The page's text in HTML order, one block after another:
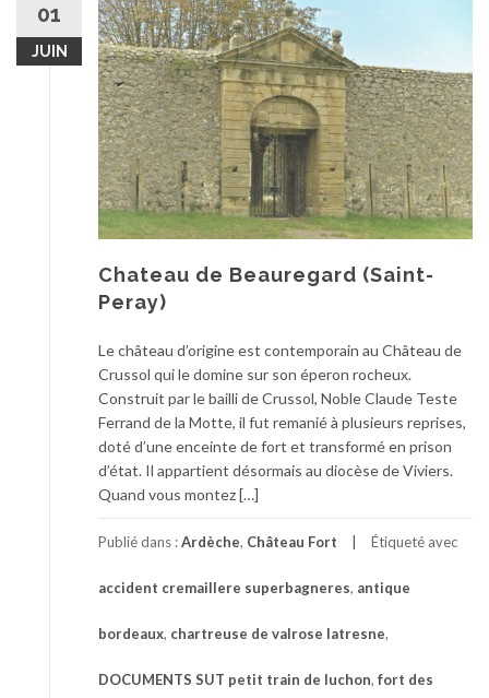
01
JUIN
Chateau de Beauregard (Saint-
Peray)
Le château d’origine est contemporain au Château de
Crussol qui le domine sur son éperon rocheux.
Construit par le bailli de Crussol, Noble Claude Teste
Ferrand de la Motte, il fut remanié à plusieurs reprises,
doté d’une enceinte de fort et transformé en prison
d’état. Il appartient désormais au diocèse de Viviers.
Quand vous montez […]
Publié dans :Ardèche, Château Fort Étiqueté avec
accident cremaillere superbagneres, antique
bordeaux, chartreuse de valrose latresne,
DOCUMENTS SUT petit train de luchon, fort des